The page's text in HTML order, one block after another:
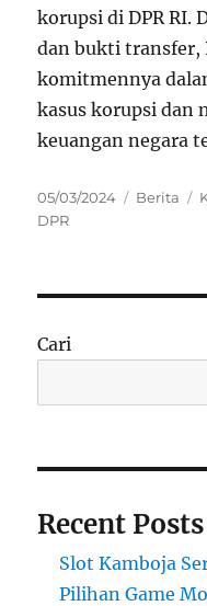
korupsi di DPR RI.
dan bukti transfer,
komitmennya
kasus korupsi dan
keuangan negara
Posted
on
05/03/2024 Berita
DPR
Cari
Recent Posts
Slot Kamboja
Pilihan Game